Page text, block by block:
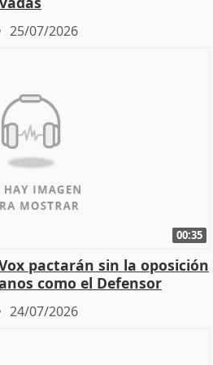
25/07/2026
00:35
pactarán sin la oposición
como el Defensor
24/07/2026